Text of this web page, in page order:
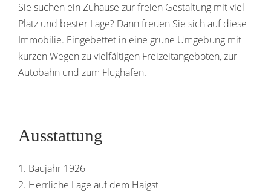
Sie suchen ein Zuhause zur freien Gestal­tung mit viel
Platz und bester Lage? Dann freuen Sie sich auf diese
Immo­bilie. Einge­bettet in eine grüne Umge­bung mit
kurzen Wegen zu viel­fäl­tigen Frei­zeit­an­ge­boten, zur
Auto­bahn und zum Flughafen.
Ausstattung
1. Baujahr 1926
2. Herr­liche Lage auf dem Haigst